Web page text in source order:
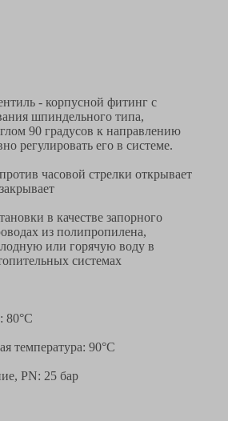
- корпусной фитинг с
шпиндельного типа,
90 градусов к направлению
регулировать его в системе.
часовой стрелки открывает
в качестве запорного
из полипропилена,
или горячую воду в
системах
80°С
температура: 90°С
PN: 25 бар